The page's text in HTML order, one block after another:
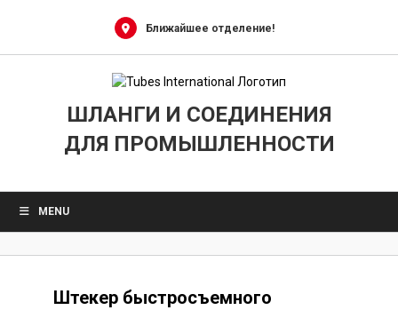
Ближайшее отделение!
ШЛАНГИ И СОЕДИНЕНИЯ
ДЛЯ ПРОМЫШЛЕННОСТИ
MENU
Штекер быстросъемного